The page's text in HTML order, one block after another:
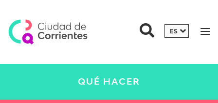
QUÉ HACER